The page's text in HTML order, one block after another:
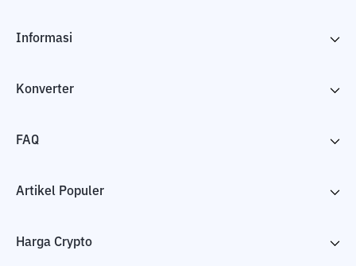
Informasi
Konverter
FAQ
Artikel Populer
Harga Crypto